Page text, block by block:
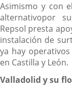
Asimismo y con
alternativopor
Repsol presta
instalación de
ya hay
en Castilla y León.
Valladolid y su